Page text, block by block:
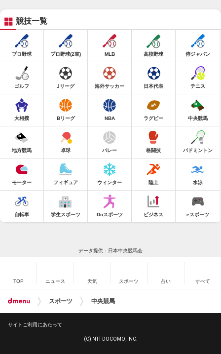
競技一覧
プロ野球 プロ野球(2軍) MLB 高校野球 侍ジャパン
ゴルフ Jリーグ 海外サッカー 日本代表 テニス
大相撲 Bリーグ NBA ラグビー 中央競馬
地方競馬 卓球 バレー 格闘技 バドミントン
モーター フィギュア ウィンター 陸上 水泳
自転車 学生スポーツ Doスポーツ ビジネス eスポーツ
データ提供：日本中央競馬会
TOP ニュース 天気 スポーツ 占い すべて
スポーツ 中央競馬
サイトご利用にあたって
(C) NTT DOCOMO, INC.